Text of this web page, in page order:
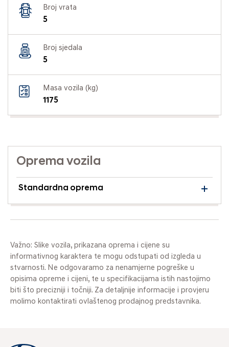
Broj vrata
5
Broj sjedala
5
Masa vozila (kg)
1175
Oprema vozila
Standardna oprema
Važno: Slike vozila, prikazana oprema i cijene su
informativnog karaktera te mogu odstupati od izgleda u
stvarnosti. Ne odgovaramo za nenamjerne pogreške u
opisima opreme i cijeni, te u specifikacijama istih nastojimo
biti što precizniji i točniji. Za detaljnije informacije i provjeru
molimo kontaktirati ovlaštenog prodajnog predstavnika.